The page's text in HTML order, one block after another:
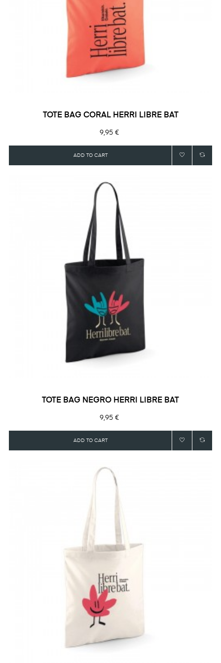
TOTE BAG CORAL HERRI LIBRE BAT
Precio
9,95 €
ADD TO CART
TOTE BAG NEGRO HERRI LIBRE BAT
Precio
9,95 €
ADD TO CART